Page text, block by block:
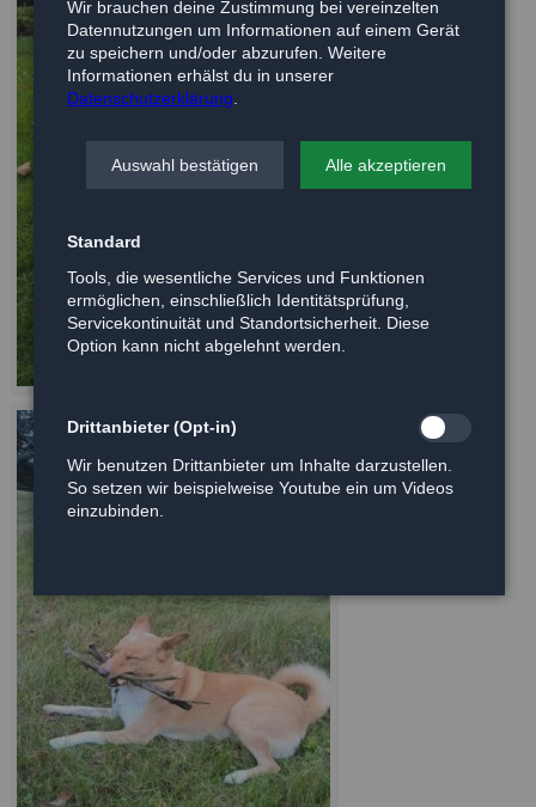
Wir brauchen deine Zustimmung bei vereinzelten
Datennutzungen um Informationen auf einem Gerät
zu speichern und/oder abzurufen. Weitere
Informationen erhälst du in unserer
Datenschutzerklärung
Auswahl bestätigen Alle akzeptieren
Standard
Tools, die wesentliche Services und Funktionen
ermöglichen, einschließlich Identitätsprüfung,
Servicekontinuität und Standortsicherheit. Diese
Option kann nicht abgelehnt werden.
Drittanbieter (Opt-in)
Wir benutzen Drittanbieter um Inhalte darzustellen.
So setzen wir beispielweise Youtube ein um Videos
einzubinden.